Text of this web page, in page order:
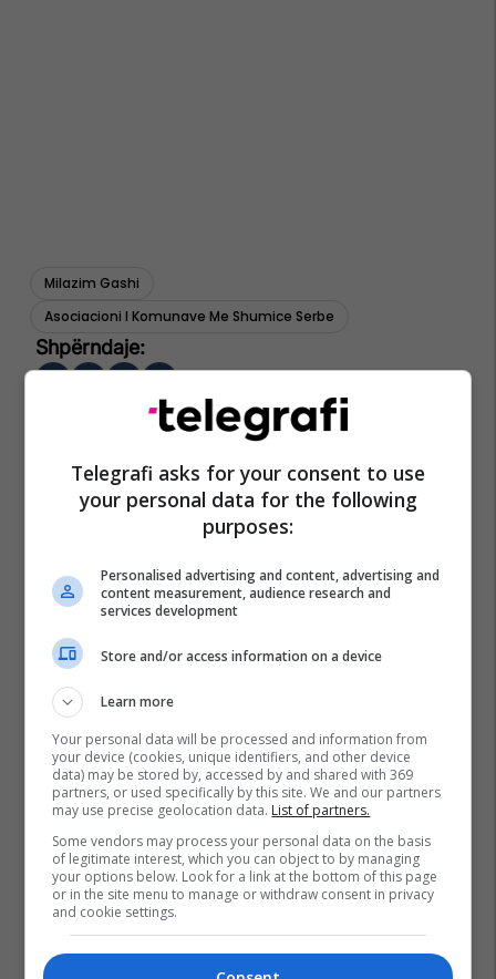
Milazim Gashi
Asociacioni I Komunave Me Shumice Serbe
Telegrafi asks for your consent to use
your personal data for the following
purposes:
Personalised advertising and content, advertising and
content measurement, audience research and
services development
Store and/or access information on a device
Learn more
Your personal data will be processed and information from
your device (cookies, unique identifiers, and other device
data) may be stored by, accessed by and shared with 369
partners, or used specifically by this site. We and our partners
may use precise geolocation data. List of partners.
Some vendors may process your personal data on the basis
of legitimate interest, which you can object to by managing
your options below. Look for a link at the bottom of this page
or in the site menu to manage or withdraw consent in privacy
and cookie settings.